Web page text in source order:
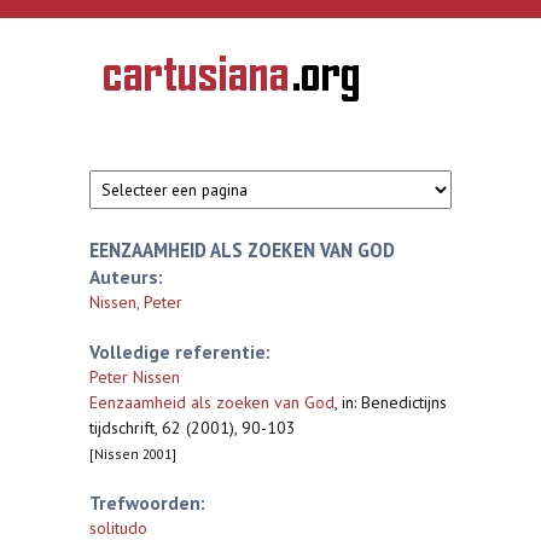
Overslaan en naar de inhoud gaan
CARTUSIANA
Geschiedenis
van de
EENZAAMHEID ALS ZOEKEN VAN GOD
Auteurs:
Nissen, Peter
Volledige referentie:
Peter Nissen
Eenzaamheid als zoeken van God, in: Benedictijns
tijdschrift, 62 (2001), 90-103
[Nissen 2001]
Trefwoorden:
solitudo